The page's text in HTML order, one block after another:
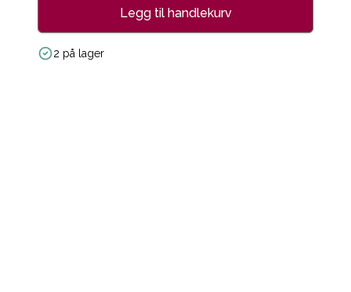
Legg til handlekurv
2 på lager